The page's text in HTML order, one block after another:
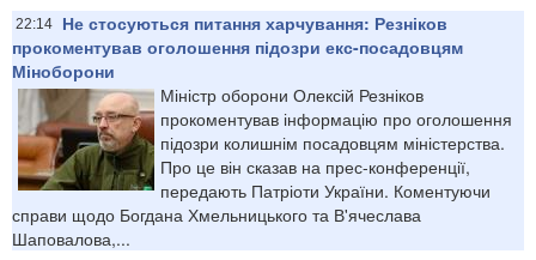
22:14
Не стосуються питання харчування: Резніков
прокоментував оголошення підозри екс-посадовцям
Міноборони
Міністр оборони Олексій Резніков
прокоментував інформацію про оголошення
підозри колишнім посадовцям міністерства.
Про це він сказав на прес-конференції,
передають Патріоти України. Коментуючи
справи щодо Богдана Хмельницького та В'ячеслава
Шаповалова,...